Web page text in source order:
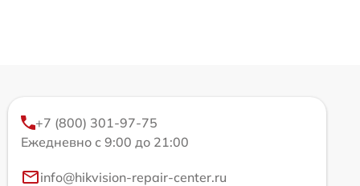
+7 (800) 301-97-75
Ежедневно с 9:00 до 21:00
info@hikvision-repair-center.ru